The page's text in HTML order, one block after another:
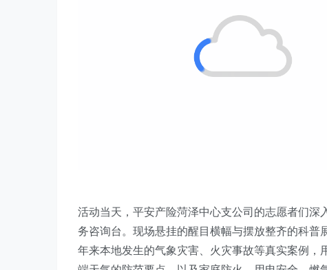
活动当天，平安产险菏泽中心支公司的志愿者们
务咨询台。现场悬挂的醒目横幅与摆放整齐的科
年来本地发生的气象灾害、火灾事故等真实案例